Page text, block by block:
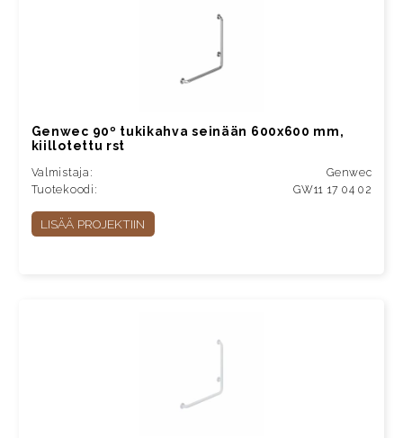
Genwec 90º tukikahva seinään 600x600 mm,
kiillotettu rst
Valmistaja:
Genwec
Tuotekoodi:
GW11 17 04 02
LISÄÄ PROJEKTIIN